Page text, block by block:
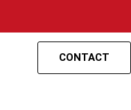
CONTACT